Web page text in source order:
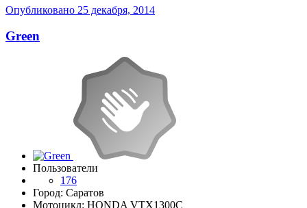
Опубликовано 25 декабря, 2014
Green
Пользователи
176
Город: Саратов
Мотоцикл: HONDA VTX1300C